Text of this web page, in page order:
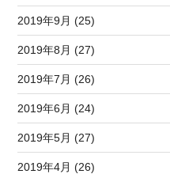
2019年9月 (25)
2019年8月 (27)
2019年7月 (26)
2019年6月 (24)
2019年5月 (27)
2019年4月 (26)